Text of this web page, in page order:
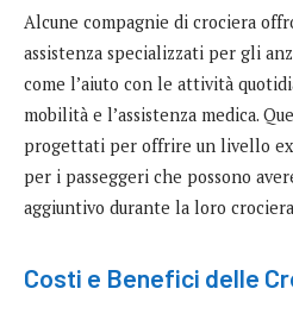
Alcune compagnie di crociera
assistenza specializzati per gli
come l’aiuto con le attività
mobilità e l’assistenza medica.
progettati per offrire un livello
per i passeggeri che possono
aggiuntivo durante la loro
Costi e Benefici delle